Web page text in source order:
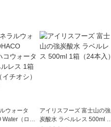
ウォータ
Water（ロハ
アイリスフーズ 富士山の強
炭酸水 ラベルレス 500ml 1